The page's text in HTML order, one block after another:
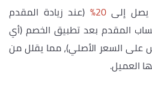
يصل إلى20% (عند زيادة المقدم
يتم حساب المقدم بعد تطبيق الخصم (أي
السعر الأصلي)، مما يقلل من
العميل.